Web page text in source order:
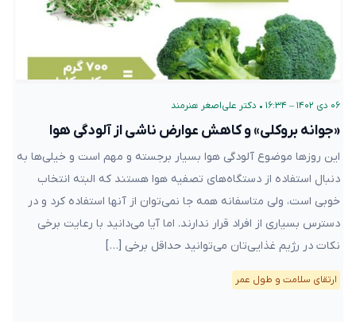
۰۶ دی ۱۴۰۲ – ۱۶:۳۴ • دکتر علی‌اصغر هنرمند
«جوانه بروکلی» و کاهش عوارض ناشی از آلودگی هوا
این روزها موضوع آلودگی هوا بسیار برجسته و مهم است و خیلی‌ها به
دنبال استفاده از دستگاه‌های تصفیه هوا هستند که البته انتخاب
خوبی است، ولی متاسفانه همه جا نمی‌توان از آنها استفاده کرد و در
دسترس بسیاری از افراد قرار ندارند. اما آیا می‌دانید با رعایت برخی
نکات در رژیم غذایی‌تان می‌توانید حداقل برخی […]
ارتقای سلامت و طول عمر